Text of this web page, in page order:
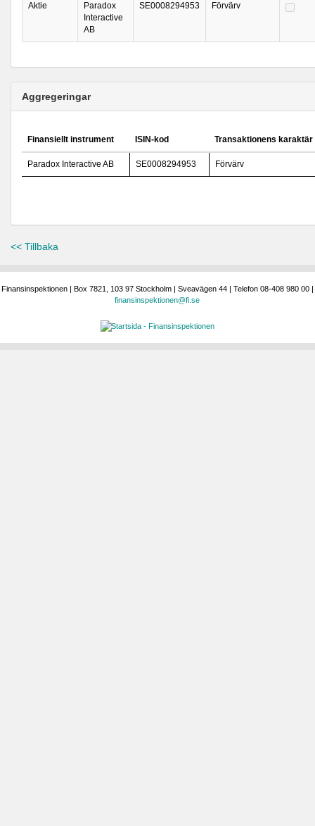
Aktie
Paradox
Interactive
AB
SE0008294953 Förvärv
Aggregeringar
Finansiellt instrument ISIN-kod Transaktionens karaktär
Paradox Interactive AB SE0008294953 Förvärv
<< Tillbaka
Finansinspektionen | Box 7821, 103 97 Stockholm | Sveavägen 44 | Telefon 08-408 980 00 |
finansinspektionen@fi.se